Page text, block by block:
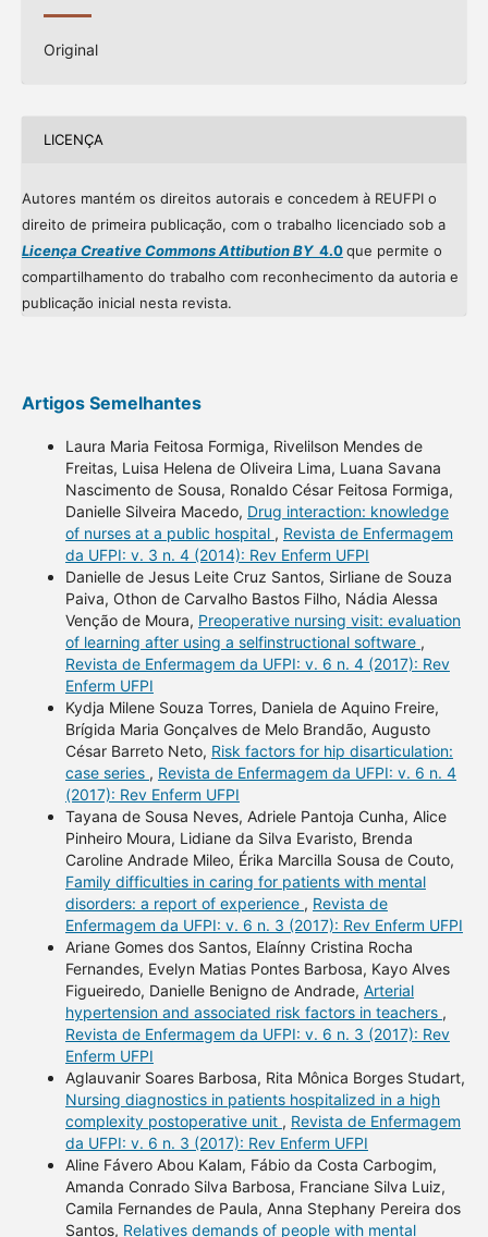
Original
LICENÇA
Autores mantém os direitos autorais e concedem à REUFPI o
direito de primeira publicação, com o trabalho licenciado sob a
Licença Creative Commons Attibution BY4.0que permite o
compartilhamento do trabalho com reconhecimento da autoria e
publicação inicial nesta revista.
Artigos Semelhantes
Laura Maria Feitosa Formiga, Rivelilson Mendes de
Freitas, Luisa Helena de Oliveira Lima, Luana Savana
Nascimento de Sousa, Ronaldo César Feitosa Formiga,
Danielle Silveira Macedo, Drug interaction: knowledge
of nurses at a public hospital , Revista de Enfermagem
da UFPI: v. 3 n. 4 (2014): Rev Enferm UFPI
Danielle de Jesus Leite Cruz Santos, Sirliane de Souza
Paiva, Othon de Carvalho Bastos Filho, Nádia Alessa
Venção de Moura, Preoperative nursing visit: evaluation
of learning after using a selfinstructional software ,
Revista de Enfermagem da UFPI: v. 6 n. 4 (2017): Rev
Enferm UFPI
Kydja Milene Souza Torres, Daniela de Aquino Freire,
Brígida Maria Gonçalves de Melo Brandão, Augusto
César Barreto Neto, Risk factors for hip disarticulation:
case series , Revista de Enfermagem da UFPI: v. 6 n. 4
(2017): Rev Enferm UFPI
Tayana de Sousa Neves, Adriele Pantoja Cunha, Alice
Pinheiro Moura, Lidiane da Silva Evaristo, Brenda
Caroline Andrade Mileo, Érika Marcilla Sousa de Couto,
Family difficulties in caring for patients with mental
disorders: a report of experience , Revista de
Enfermagem da UFPI: v. 6 n. 3 (2017): Rev Enferm UFPI
Ariane Gomes dos Santos, Elaínny Cristina Rocha
Fernandes, Evelyn Matias Pontes Barbosa, Kayo Alves
Figueiredo, Danielle Benigno de Andrade, Arterial
hypertension and associated risk factors in teachers ,
Revista de Enfermagem da UFPI: v. 6 n. 3 (2017): Rev
Enferm UFPI
Aglauvanir Soares Barbosa, Rita Mônica Borges Studart,
Nursing diagnostics in patients hospitalized in a high
complexity postoperative unit , Revista de Enfermagem
da UFPI: v. 6 n. 3 (2017): Rev Enferm UFPI
Aline Fávero Abou Kalam, Fábio da Costa Carbogim,
Amanda Conrado Silva Barbosa, Franciane Silva Luiz,
Camila Fernandes de Paula, Anna Stephany Pereira dos
Santos, Relatives demands of people with mental